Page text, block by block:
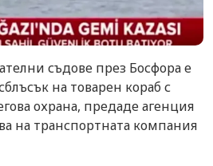
съдове през Босфора е
на товарен кораб с
охрана, предаде агенция
на транспортната компания